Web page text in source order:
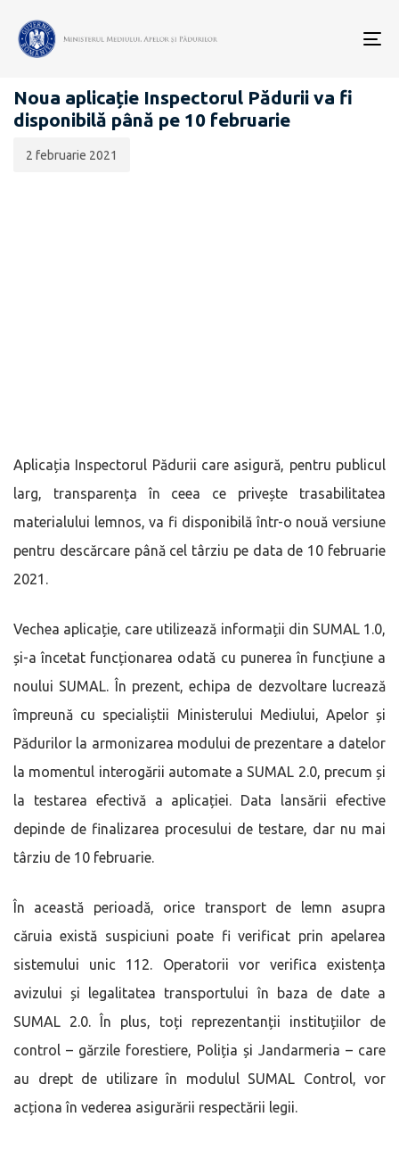
COMUNICATE DE PRESĂ
Noua aplicație Inspectorul Pădurii va fi
disponibilă până pe 10 februarie
publicării:
2 februarie 2021
Aplicația Inspectorul Pădurii care asigură, pentru publicul
larg, transparența în ceea ce privește trasabilitatea
materialului lemnos, va fi disponibilă într-o nouă versiune
pentru descărcare până cel târziu pe data de 10 februarie
2021.
Vechea aplicație, care utilizează informații din SUMAL 1.0,
și-a încetat funcționarea odată cu punerea în funcțiune a
noului SUMAL. În prezent, echipa de dezvoltare lucrează
împreună cu specialiștii Ministerului Mediului, Apelor și
Pădurilor la armonizarea modului de prezentare a datelor
la momentul interogării automate a SUMAL 2.0, precum și
la testarea efectivă a aplicației. Data lansării efective
depinde de finalizarea procesului de testare, dar nu mai
târziu de 10 februarie.
În această perioadă, orice transport de lemn asupra
căruia există suspiciuni poate fi verificat prin apelarea
sistemului unic 112. Operatorii vor verifica existența
avizului și legalitatea transportului în baza de date a
SUMAL 2.0. În plus, toți reprezentanții instituțiilor de
control – gărzile forestiere, Poliția și Jandarmeria – care
au drept de utilizare în modulul SUMAL Control, vor
acționa în vederea asigurării respectării legii.